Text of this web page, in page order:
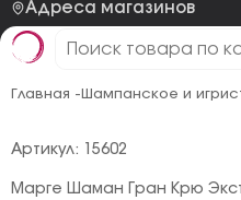
Адреса магазинов
Главная - Шампанское и
Марге Шаман Гран Крю
Артикул: 15602